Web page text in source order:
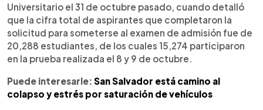
Universitario el 31 de octubre pasado, cuando detalló
que la cifra total de aspirantes que completaron la
solicitud para someterse al examen de admisión fue de
20,288 estudiantes, de los cuales 15,274 participaron
en la prueba realizada el 8 y 9 de octubre.
Puede interesarle: San Salvador está camino al
colapso y estrés por saturación de vehículos